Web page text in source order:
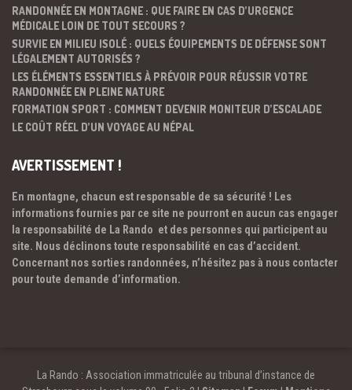
RANDONNÉE EN MONTAGNE : QUE FAIRE EN CAS D’URGENCE
MÉDICALE LOIN DE TOUT SECOURS ?
SURVIE EN MILIEU ISOLÉ : QUELS ÉQUIPEMENTS DE DÉFENSE SONT
LÉGALEMENT AUTORISÉS ?
LES ÉLÉMENTS ESSENTIELS À PRÉVOIR POUR RÉUSSIR VOTRE
RANDONNÉE EN PLEINE NATURE
FORMATION SPORT : COMMENT DEVENIR MONITEUR D’ESCALADE
LE COÛT RÉEL D’UN VOYAGE AU NÉPAL
AVERTISSEMENT !
En montagne, chacun est responsable de sa sécurité ! Les
informations fournies par ce site ne pourront en aucun cas engager
la responsabilité de La Rando et des personnes qui participent au
site. Nous déclinons toute responsabilité en cas d’accident.
Concernant nos sorties randonnées, n’hésitez pas à nous contacter
pour toute demande d’information.
La Rando : Association immatriculée au tribunal d’instance de